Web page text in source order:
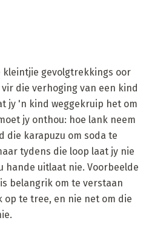
kleintjie gevolgtrekkings oor
die verhoging van een kind
jy 'n kind weggekruip het om
jy onthou: hoe lank neem
die karapuzu om soda te
tydens die loop laat jy nie
hande uitlaat nie. Voorbeelde
belangrik om te verstaan
te tree, en nie net om die